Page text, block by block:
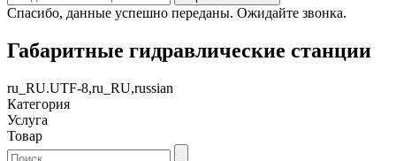
Спасибо, данные успешно переданы. Ожидайте звонка.
Габаритные гидравлические станции
ru_RU.UTF-8,ru_RU,russian
Категория
Услуга
Товар